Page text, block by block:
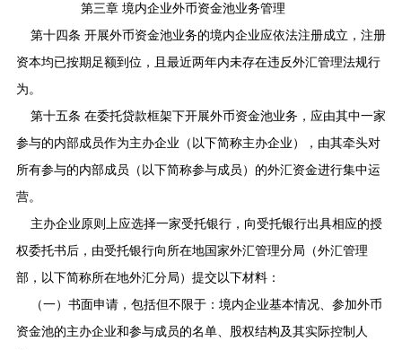
第三章 境内企业外币资金池业务管理
第十四条 开展外币资金池业务的境内企业应依法注册成立，注册
资本均已按期足额到位，且最近两年内未存在违反外汇管理法规行
为。
第十五条 在委托贷款框架下开展外币资金池业务，应由其中一家
参与的内部成员作为主办企业（以下简称主办企业），由其牵头对
所有参与的内部成员（以下简称参与成员）的外汇资金进行集中运
营。
主办企业原则上应选择一家受托银行，向受托银行出具相应的授
权委托书后，由受托银行向所在地国家外汇管理分局（外汇管理
部，以下简称所在地外汇分局）提交以下材料：
（一）书面申请，包括但不限于：境内企业基本情况、参加外币
资金池的主办企业和参与成员的名单、股权结构及其实际控制人